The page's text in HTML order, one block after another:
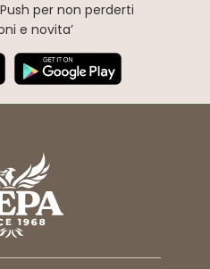
per non perderti
e novita’